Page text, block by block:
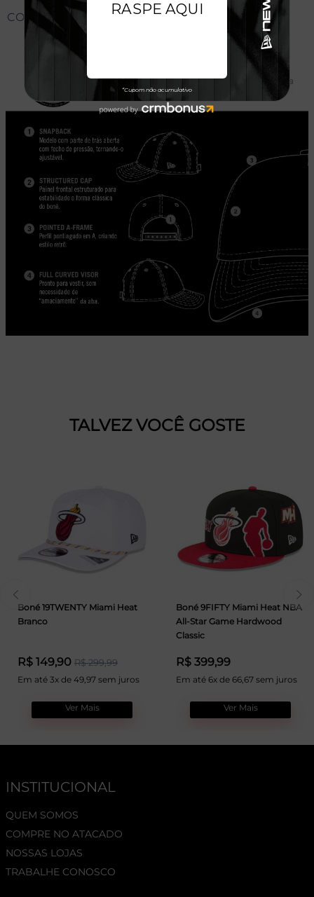
CONHEÇA O MODELO DO BONÉ
TALVEZ VOCÊ GOSTE
Boné 19TWENTY Miami Heat
Branco
R$ 149,90 R$ 299,99
Em até 3x de 49,97 sem juros
Ver Mais
Boné 9FIFTY Miami Heat NBA
All-Star Game Hardwood
Classic
R$ 399,99
Em até 6x de 66,67 sem juros
Ver Mais
INSTITUCIONAL
QUEM SOMOS
COMPRE NO ATACADO
NOSSAS LOJAS
TRABALHE CONOSCO